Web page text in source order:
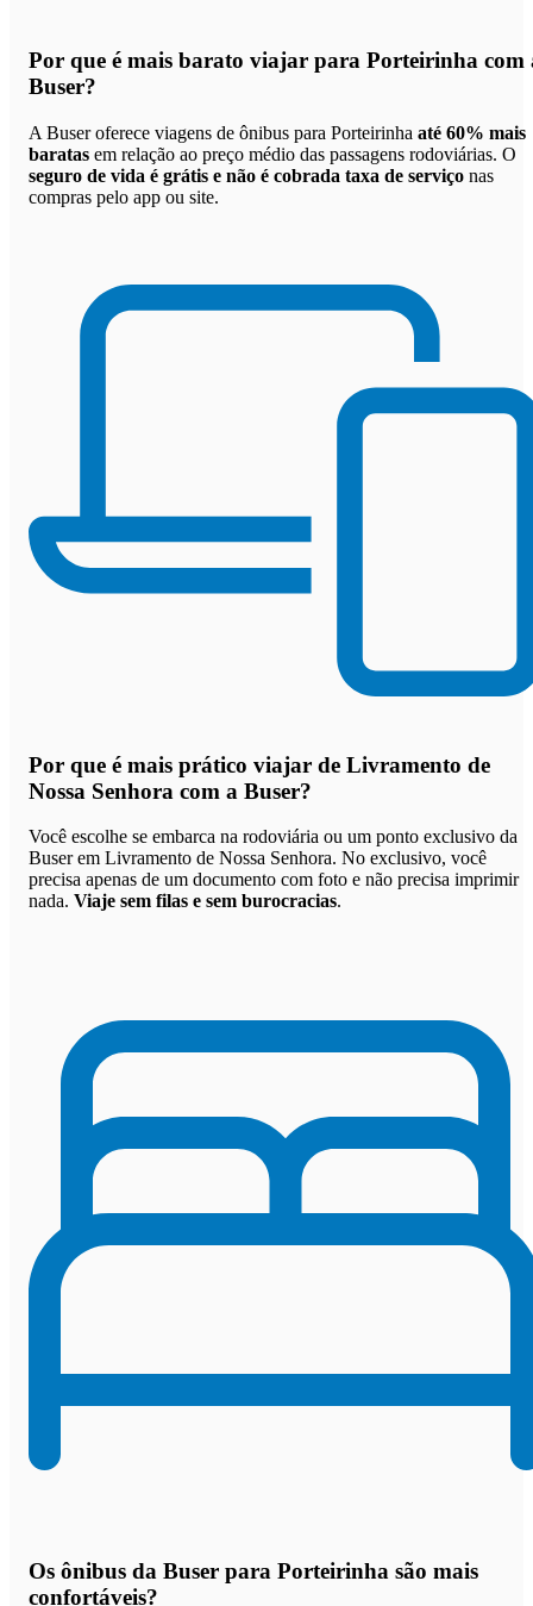
Por que é mais barato viajar para Porteirinha com
Buser?
A Buser oferece viagens de ônibus para Porteirinha até 60% mais
baratas em relação ao preço médio das passagens rodoviárias. O
seguro de vida é grátis e não é cobrada taxa de serviço nas
compras pelo app ou site.
Por que é mais prático viajar de Livramento de
Nossa Senhora com a Buser?
Você escolhe se embarca na rodoviária ou um ponto exclusivo da
Buser em Livramento de Nossa Senhora. No exclusivo, você
precisa apenas de um documento com foto e não precisa imprimir
nada. Viaje sem filas e sem burocracias.
Os ônibus da Buser para Porteirinha são mais
confortáveis?